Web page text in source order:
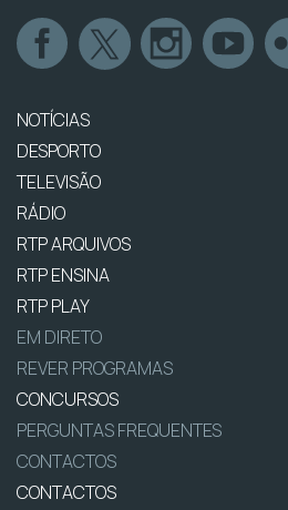
NOTÍCIAS
DESPORTO
TELEVISÃO
RÁDIO
RTP ARQUIVOS
RTP ENSINA
RTP PLAY
EM DIRETO
REVER PROGRAMAS
CONCURSOS
PERGUNTAS FREQUENTES
CONTACTOS
CONTACTOS